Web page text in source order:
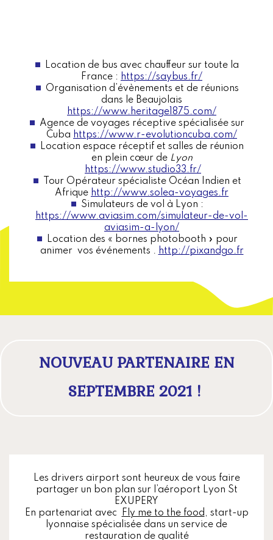
Location de bus avec chauffeur sur toute la
France : https://saybus.fr/
Organisation d’évènements et de réunions
dans le Beaujolais
https://www.heritage1875.com/
Agence de voyages réceptive spécialisée sur
Cuba https://www.r-evolutioncuba.com/
Location espace réceptif et salles de réunion
en plein cœur de Lyon
https://www.studio33.fr/
Tour Opérateur spécialiste Océan Indien et
Afrique http://www.solea-voyages.fr
Simulateurs de vol à Lyon :
https://www.aviasim.com/simulateur-de-vol-
aviasim-a-lyon/
Location des « bornes photobooth » pour
animer vos événements . http://pixandgo.fr
NOUVEAU PARTENAIRE EN
SEPTEMBRE 2021 !
Les drivers airport sont heureux de vous faire
partager un bon plan sur l’aéroport Lyon St
EXUPERY
En partenariat avec Fly me to the food, start-up
lyonnaise spécialisée dans un service de
restauration de qualité